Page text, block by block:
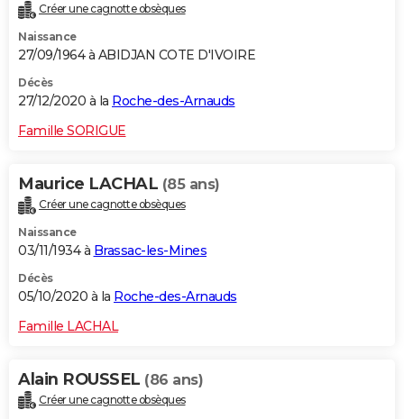
Créer une cagnotte obsèques
Naissance
27/09/1964 à ABIDJAN COTE D'IVOIRE
Décès
27/12/2020 à la Roche-des-Arnauds
Famille SORIGUE
Maurice LACHAL (85 ans)
Créer une cagnotte obsèques
Naissance
03/11/1934 à Brassac-les-Mines
Décès
05/10/2020 à la Roche-des-Arnauds
Famille LACHAL
Alain ROUSSEL (86 ans)
Créer une cagnotte obsèques